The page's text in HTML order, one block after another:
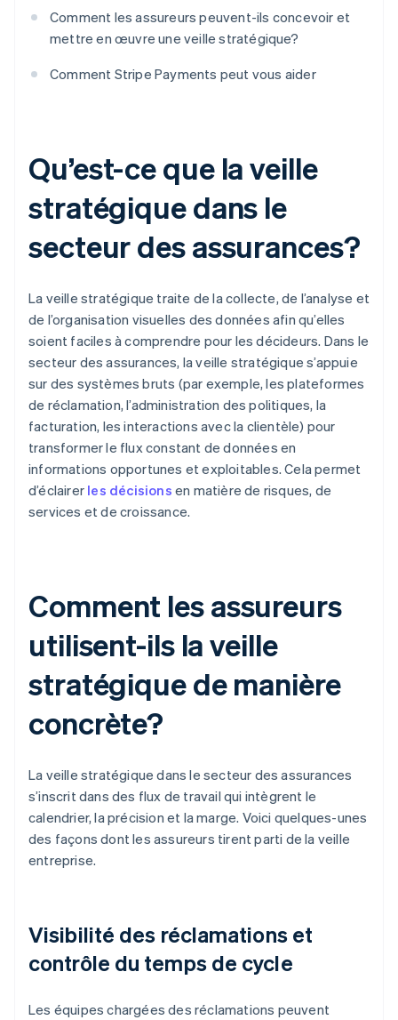
Comment les assureurs peuvent-ils concevoir et
mettre en œuvre une veille stratégique?
Comment Stripe Payments peut vous aider
Qu’est-ce que la veille
stratégique dans le
secteur des assurances?
La veille stratégique traite de la collecte, de l’analyse et
de l’organisation visuelles des données afin qu’elles
soient faciles à comprendre pour les décideurs. Dans le
secteur des assurances, la veille stratégique s’appuie
sur des systèmes bruts (par exemple, les plateformes
de réclamation, l’administration des politiques, la
facturation, les interactions avec la clientèle) pour
transformer le flux constant de données en
informations opportunes et exploitables. Cela permet
d’éclairer les décisions en matière de risques, de
services et de croissance.
Comment les assureurs
utilisent-ils la veille
stratégique de manière
concrète?
La veille stratégique dans le secteur des assurances
s’inscrit dans des flux de travail qui intègrent le
calendrier, la précision et la marge. Voici quelques-unes
des façons dont les assureurs tirent parti de la veille
entreprise.
Visibilité des réclamations et
contrôle du temps de cycle
Les équipes chargées des réclamations peuvent